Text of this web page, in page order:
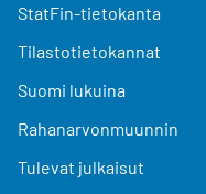
StatFin-tietokanta
Tilastotietokannat
Suomi lukuina
Rahanarvonmuunnin
Tulevat julkaisut